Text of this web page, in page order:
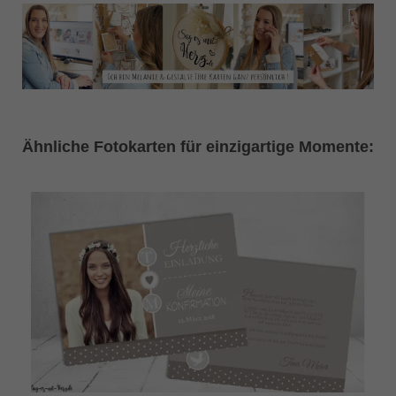
Ähnliche Fotokarten für einzigartige Momente: